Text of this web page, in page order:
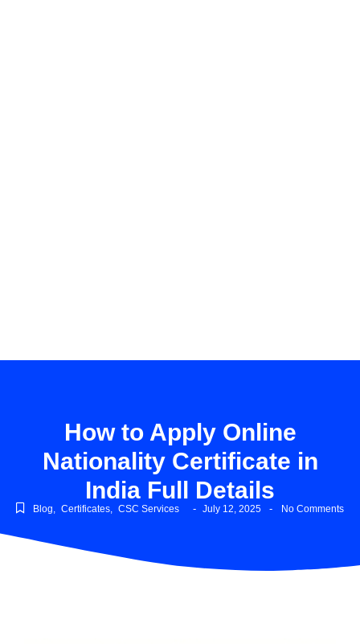
How to Apply Online
Nationality Certificate in
India Full Details
Blog Certificates CSC Services - July 12, 2025 - No Comments